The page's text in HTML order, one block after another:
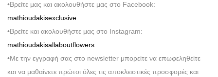
•Βρείτε μας και ακολουθήστε μας στο Facebook:
mathioudakisexclusive
•Βρείτε και ακολουθήστε μας στο Instagram:
mathioudakisallaboutflowers
•Με την εγγραφή σας στο newsletter μπορείτε να επωφεληθείτε
και να μαθαίνετε πρώτοι όλες τις αποκλειστικές προσφορές και